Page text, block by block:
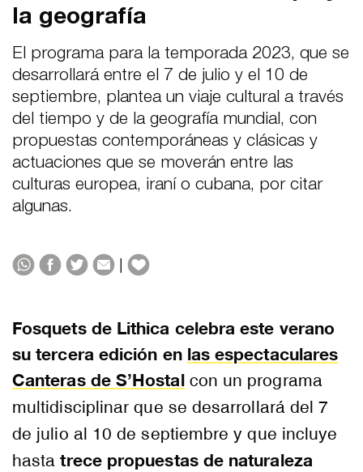
la geografía
El programa para la temporada 2023, que se
desarrollará entre el 7 de julio y el 10 de
septiembre, plantea un viaje cultural a través
del tiempo y de la geografía mundial, con
propuestas contemporáneas y clásicas y
actuaciones que se moverán entre las
culturas europea, iraní o cubana, por citar
algunas.
|
Fosquets de Lithica celebra este verano
su tercera edición en las espectaculares
Canteras de S’Hostalcon un programa
multidisciplinar que se desarrollará del 7
de julio al 10 de septiembre y que incluye
hastatrece propuestas de naturaleza